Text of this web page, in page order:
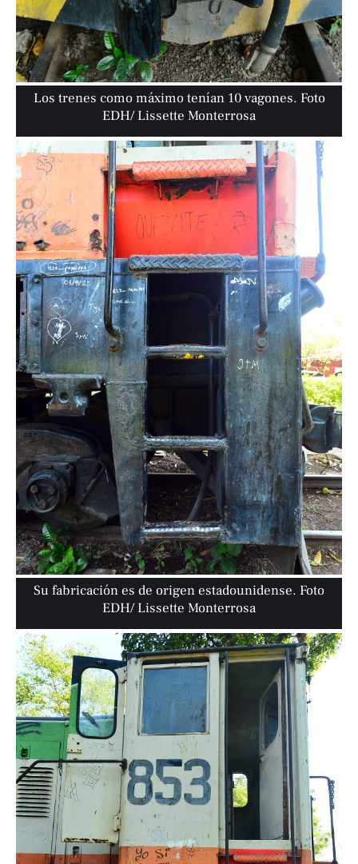
Los trenes como máximo tenían 10 vagones. Foto
EDH/ Lissette Monterrosa
Su fabricación es de origen estadounidense. Foto
EDH/ Lissette Monterrosa